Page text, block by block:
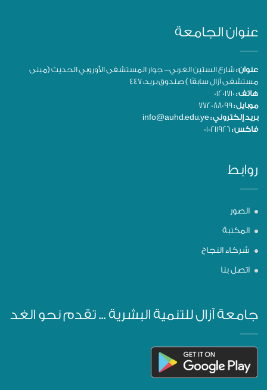
عنوان الجامعة
عنوان :شارع الستين الغربي- جوار المستشفى الأوروبي الحديث (مبنى
مستشفى آزال سابقًا ) صندوق بريد: 447
هاتف :
موبايل :
بريد إلكتروني :
فاكس :
روابط
الصور
المكتبة
شركاء النجاح
اتصل بنا
جامعة آزال للتنمية البشرية ... تقدم نحو الغد